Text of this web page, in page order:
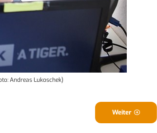
Andreas Lukoschek)
Weiter